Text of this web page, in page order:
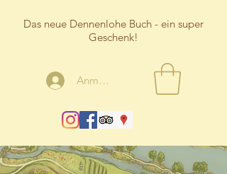
Das neue Dennenlohe Buch - ein super
Geschenk!
Anmelden